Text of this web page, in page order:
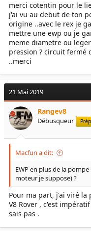
merci cotentin pour le
j'ai vu au debut de ton
origine ..avec le rex je
mettre une ewp ou je
meme diametre ou
pression ? circuit fermé
..merci
21 Mai 2019
Rangev8
Débusqueur
Macfun a dit:
EWP en plus de la
moteur je suppose) ?
Pour ma part, j'ai viré
V8 Rover , c'est
sais pas .